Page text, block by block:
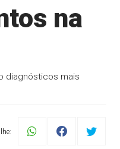
na
diagnósticos mais